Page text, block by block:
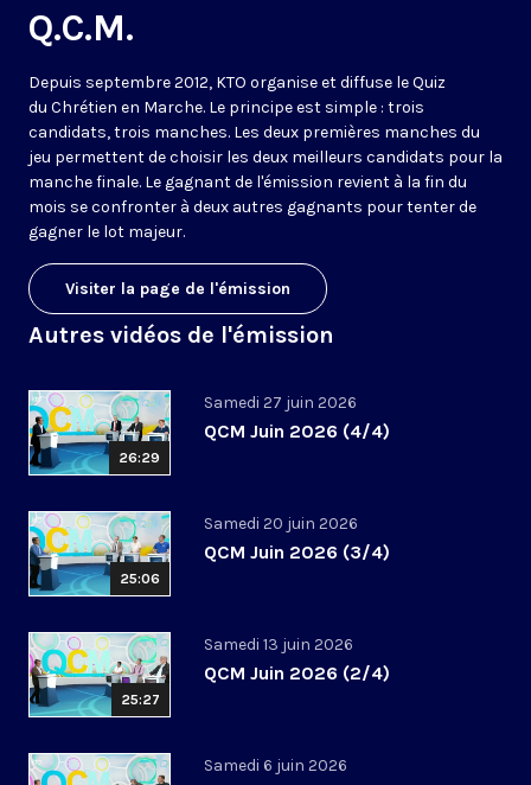
Q.C.M.
Depuis septembre 2012, KTO organise et diffuse le Quiz
du Chrétien en Marche. Le principe est simple : trois
candidats, trois manches. Les deux premières manches du
jeu permettent de choisir les deux meilleurs candidats pour la
manche finale. Le gagnant de l'émission revient à la fin du
mois se confronter à deux autres gagnants pour tenter de
gagner le lot majeur.
Visiter la page de l'émission
Autres vidéos de l'émission
26:29
Samedi 27 juin 2026
QCM Juin 2026 (4/4)
25:06
Samedi 20 juin 2026
QCM Juin 2026 (3/4)
25:27
Samedi 13 juin 2026
QCM Juin 2026 (2/4)
Samedi 6 juin 2026